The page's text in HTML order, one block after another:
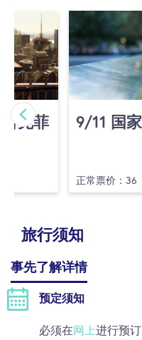
克菲 9/​11 国
正常票价：36
旅行须知
事先了解详情
预定须知
必须在网上进行预